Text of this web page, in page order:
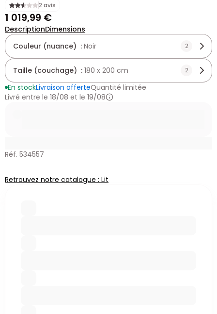
2 avis
1 019,99 €
DescriptionDimensions
Couleur (nuance) : Noir 2
Taille (couchage) : 180 x 200 cm 2
En stockLivraison offerteQuantité limitée
Livré entre le 18/08 et le 19/08
Réf. 534557
Retrouvez notre catalogue : Lit